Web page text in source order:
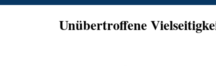
Unübertroffene